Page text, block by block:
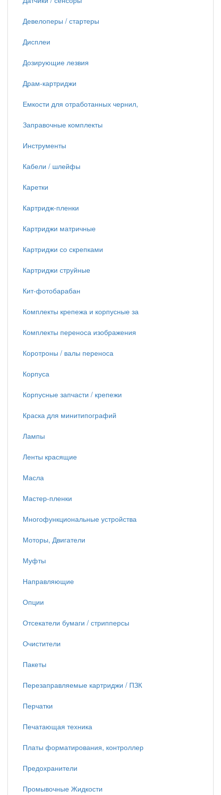
Девелоперы / стартеры
Дисплеи
Дозирующие лезвия
Драм-картриджи
Емкости для отработанных чернил,
Заправочные комплекты
Инструменты
Кабели / шлейфы
Каретки
Картридж-пленки
Картриджи матричные
Картриджи со скрепками
Картриджи струйные
Кит-фотобарабан
Комплекты крепежа и корпусные за
Комплекты переноса изображения
Коротроны / валы переноса
Корпуса
Корпусные запчасти / крепежи
Краска для минитипографий
Лампы
Ленты красящие
Масла
Мастер-пленки
Многофункциональные устройства
Моторы, Двигатели
Муфты
Направляющие
Опции
Отсекатели бумаги / стрипперсы
Очистители
Пакеты
Перезаправляемые картриджи / ПЗК
Перчатки
Печатающая техника
Платы форматирования, контроллер
Предохранители
Промывочные Жидкости